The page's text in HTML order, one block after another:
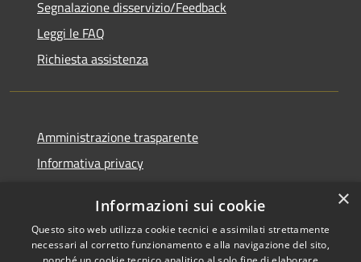
Segnalazione disservizio/Feedback
Leggi le FAQ
Richiesta assistenza
Amministrazione trasparente
Informativa privacy
Dichiarazione di accessibilità
×
Informazioni sui cookie
Questo sito web utilizza cookie tecnici e assimilati strettamente
necessari al corretto funzionamento e alla navigazione del sito,